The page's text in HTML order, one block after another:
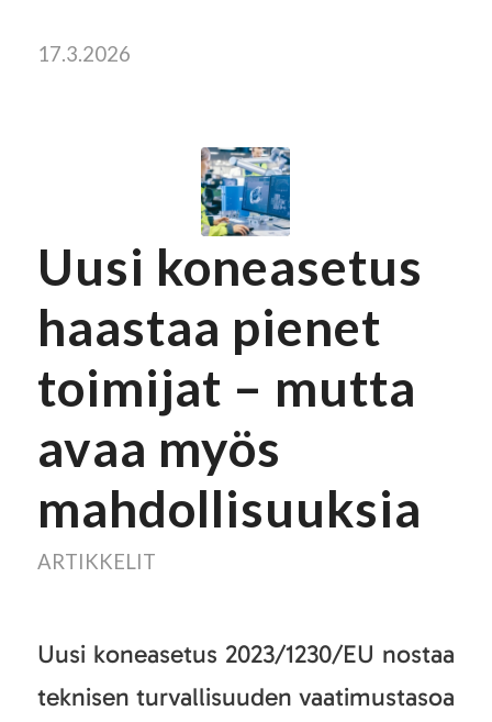
17.3.2026
Uusi koneasetus
haastaa pienet
toimijat – mutta
avaa myös
mahdollisuuksia
ARTIKKELIT
Uusi koneasetus 2023/1230/EU nostaa
teknisen turvallisuuden vaatimustasoa